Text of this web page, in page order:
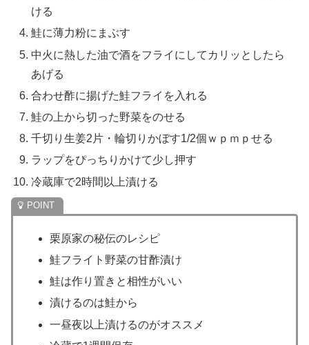
ける
鮭に薄力粉にまぶす
中火に熱した油で酒をフライにしてカリッとしたら
あげる
合わせ酢に揚げた鮭フライを入れる
鮭の上から切った野菜をのせる
千切り生姜2片・輪切りかぼす1/2個ｗｐｍｐせる
ラップをぴっちりかけて少し押す
冷蔵庫で2時間以上漬ける
栗原家の秘伝のレシピ
鮭フライト野菜の甘酢漬け
鮭は作り置きと相性がいい
漬けるのは鮭から
一昼夜以上漬けるのがオススメ